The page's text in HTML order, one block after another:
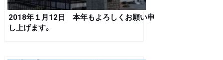
2018年１月12日 本年もよろしくお願い申
し上げます。